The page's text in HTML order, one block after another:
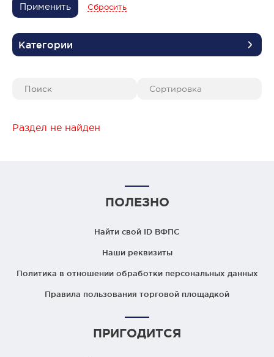
Применить Сбросить
Категории
Раздел не найден
ПОЛЕЗНО
Найти свой ID ВФПС
Наши реквизиты
Политика в отношении обработки персональных данных
Правила пользования торговой площадкой
ПРИГОДИТСЯ